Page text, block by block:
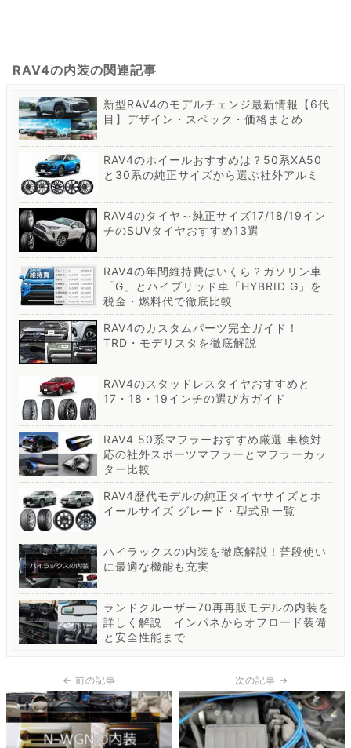
RAV4の内装の関連記事
新型RAV4のモデルチェンジ最新情報【6代
目】デザイン・スペック・価格まとめ
RAV4のホイールおすすめは？50系XA50
と30系の純正サイズから選ぶ社外アルミ
RAV4のタイヤ～純正サイズ17/18/19イン
チのSUVタイヤおすすめ13選
RAV4の年間維持費はいくら？ガソリン車
「G」とハイブリッド車「HYBRID G」を
税金・燃料代で徹底比較
RAV4のカスタムパーツ完全ガイド！
TRD・モデリスタを徹底解説
RAV4のスタッドレスタイヤおすすめと
17・18・19インチの選び方ガイド
RAV4 50系マフラーおすすめ厳選 車検対
応の社外スポーツマフラーとマフラーカッ
ター比較
RAV4歴代モデルの純正タイヤサイズとホ
イールサイズ グレード・型式別一覧
ハイラックスの内装を徹底解説！普段使い
に最適な機能も充実
ランドクルーザー70再再販モデルの内装を
詳しく解説 インパネからオフロード装備
と安全性能まで